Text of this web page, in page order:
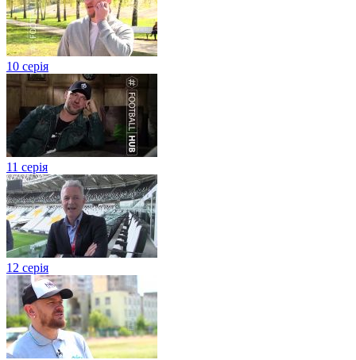
10 серія
11 серія
12 серія